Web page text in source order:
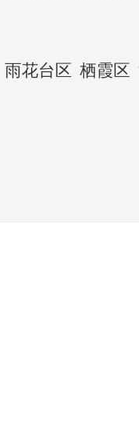
雨花台区 栖霞区